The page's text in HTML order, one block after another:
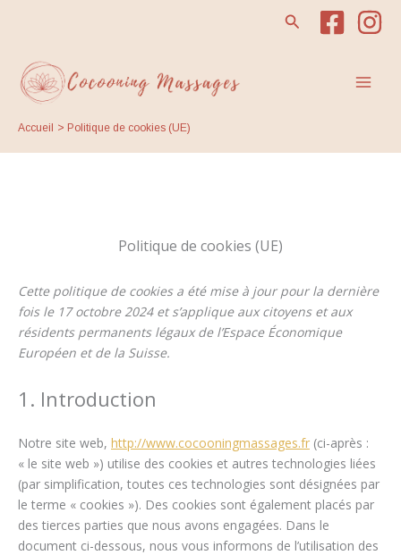
contenu
Rechercher
Accueil Politique de cookies (UE)
Politique de cookies (UE)
Politique de cookies (UE)
Cette politique de cookies a été mise à jour pour la dernière
fois le 17 octobre 2024 et s’applique aux citoyens et aux
résidents permanents légaux de l’Espace Économique
Européen et de la Suisse.
1. Introduction
Notre site web, http://www.cocooningmassages.fr (ci-après :
« le site web ») utilise des cookies et autres technologies liées
(par simplification, toutes ces technologies sont désignées par
le terme « cookies »). Des cookies sont également placés par
des tierces parties que nous avons engagées. Dans le
document ci-dessous, nous vous informons de l’utilisation des
Consent
to
Consent
to
Consent
to
Consent
to
Consent
to
Marketing